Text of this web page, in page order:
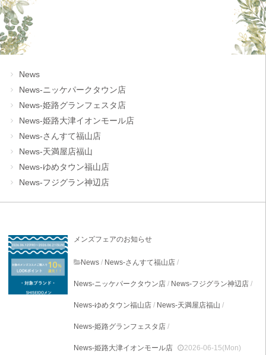
News
News-ニッケパークタウン店
News-姫路グランフェスタ店
News-姫路大津イオンモール店
News-さんすて福山店
News-天満屋店福山
News-ゆめタウン福山店
News-フジグラン神辺店
メンズフェアのお知らせ
News / News-さんすて福山店 /
News-ニッケパークタウン店 / News-フジグラン神辺店 /
News-ゆめタウン福山店 / News-天満屋店福山 /
News-姫路グランフェスタ店 /
News-姫路大津イオンモール店 2026-06-15(Mon)